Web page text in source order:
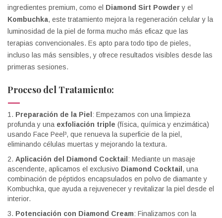
ingredientes premium, como el Diamond Sirt Powdery el
Kombuchka, este tratamiento mejora la regeneración celular y la
luminosidad de la piel de forma mucho más eficaz que las
terapias convencionales. Es apto para todo tipo de pieles,
incluso las más sensibles, y ofrece resultados visibles desde las
primeras sesiones.
Proceso del Tratamiento:
Preparación de la Piel : Empezamos con una limpieza
profunda y una exfoliación triple (física, química y enzimática)
usando Face Peel³, que renueva la superficie de la piel,
eliminando células muertas y mejorando la textura.
Aplicación del Diamond Cocktail : Mediante un masaje
ascendente, aplicamos el exclusivo Diamond Cocktail , una
combinación de péptidos encapsulados en polvo de diamante y
Kombuchka, que ayuda a rejuvenecer y revitalizar la piel desde el
interior​.
Potenciación con Diamond Cream: Finalizamos con la